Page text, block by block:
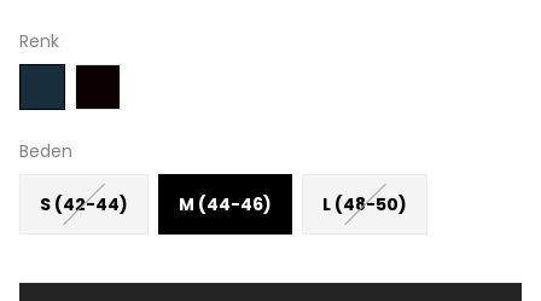
Renk
Beden
S (42-44) M (44-46) L (48-50)